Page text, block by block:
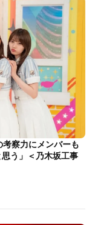
察力にメンバーも
う」＜乃木坂工事